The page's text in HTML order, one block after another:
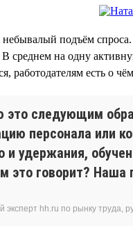
подъём
В среднем на одну
работодателям есть о
это следующим
персонала или
и удержания,
это говорит? Наша
эксперт hh.ru по рынку труда,